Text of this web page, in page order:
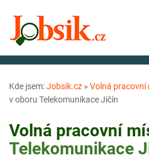
Kde jsem:Jobsik.cz » Volná pracovní
v oboru Telekomunikace Jičín
Volná pracovní
Telekomunikace